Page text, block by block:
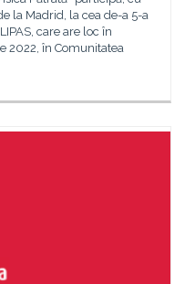
la Madrid, la cea de-a 5-a
care are loc în
2022, în Comunitatea